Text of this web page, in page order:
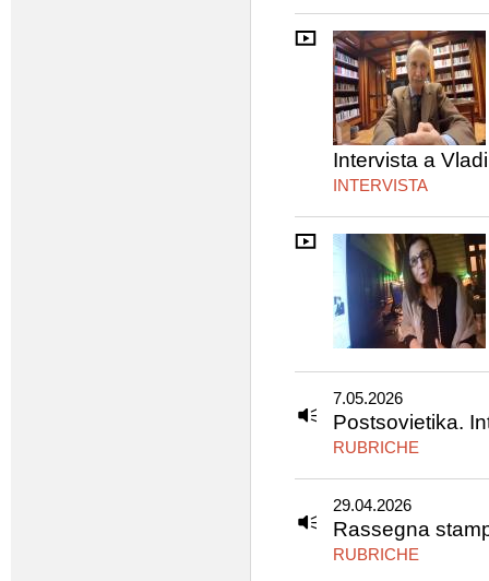
Intervista a
INTERVISTA
7.05.2026
Postsovietika.
RUBRICHE
29.04.2026
Rassegna
RUBRICHE